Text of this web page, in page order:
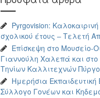
Pyrgovision:
σχολικού έτους – Τελετή
Επίσκεψη στο Μουσείο-
Γιαννούλη Χαλεπά και στο
Τηνίων Καλλιτεχνών
Ημερήσια Εκπαιδευτική
Σύλλογο Γονέων και